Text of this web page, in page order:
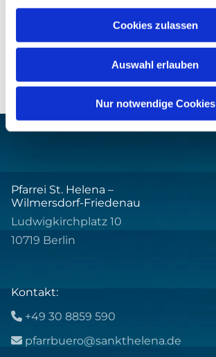
Cookies zulassen
Auswahl erlauben
Nur notwendige Cookies
Pfarrei St. Helena –
Wilmersdorf-Friedenau
Ludwigkirchplatz 10
10719 Berlin
Kontakt:
 +49 30 8859 590
 pfarrbuero@sankthelena.de